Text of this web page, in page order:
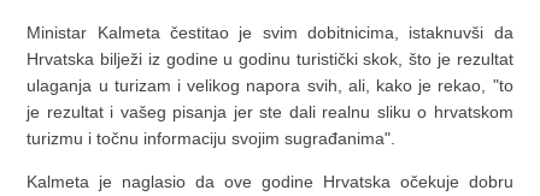
Ministar Kalmeta čestitao je svim dobitnicima, istaknuvši da
Hrvatska bilježi iz godine u godinu turistički skok, što je rezultat
ulaganja u turizam i velikog napora svih, ali, kako je rekao, "to
je rezultat i vašeg pisanja jer ste dali realnu sliku o hrvatskom
turizmu i točnu informaciju svojim sugrađanima".
Kalmeta je naglasio da ove godine Hrvatska očekuje dobru